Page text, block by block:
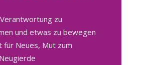
zu
und etwas zu bewegen
für Neues, Mut zum